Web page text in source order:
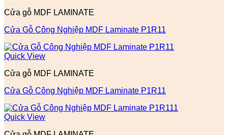
Cửa gỗ MDF LAMINATE
Cửa Gỗ Công Nghiệp MDF Laminate P1R11
Quick View
Cửa gỗ MDF LAMINATE
Cửa Gỗ Công Nghiệp MDF Laminate P1R11
Quick View